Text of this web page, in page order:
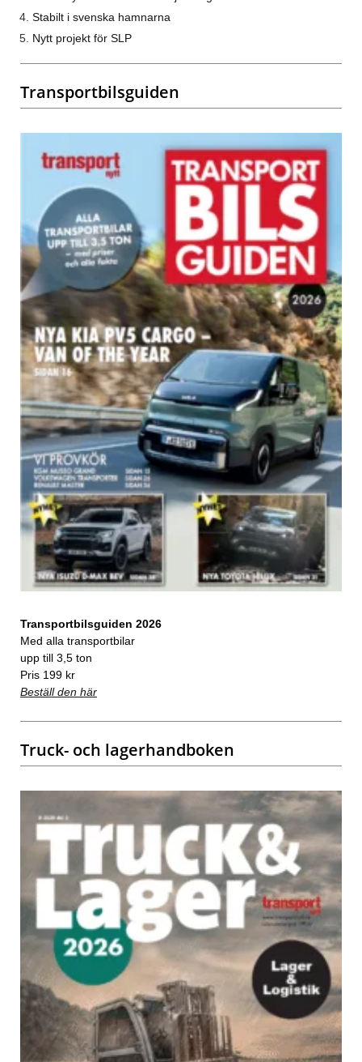
Stabilt i svenska hamnarna
Nytt projekt för SLP
Transportbilsguiden
Transportbilsguiden 2026
Med alla transportbilar
upp till 3,5 ton
Pris 199 kr
Beställ den här
Truck- och lagerhandboken